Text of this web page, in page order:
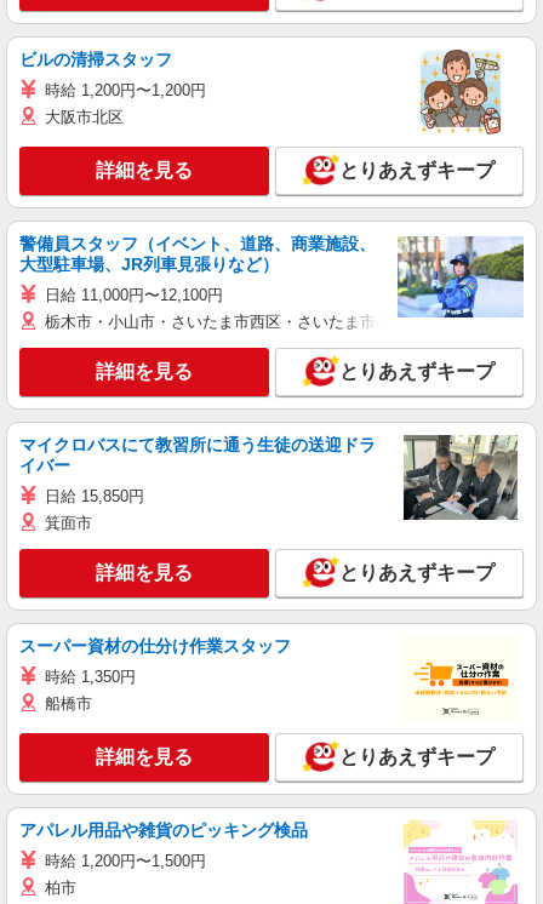
ビルの清掃スタッフ
時給 1,200円〜1,200円
大阪市北区
詳細を見る とりあえずキープ
警備員スタッフ（イベント、道路、商業施設、
大型駐車場、JR列車見張りなど）
日給 11,000円〜12,100円
栃木市・小山市・さいたま市西区・さいたま市岩槻区・久喜市・蓮田
詳細を見る とりあえずキープ
マイクロバスにて教習所に通う生徒の送迎ドラ
イバー
日給 15,850円
箕面市
詳細を見る とりあえずキープ
スーパー資材の仕分け作業スタッフ
時給 1,350円
船橋市
詳細を見る とりあえずキープ
アパレル用品や雑貨のピッキング検品
時給 1,200円〜1,500円
柏市